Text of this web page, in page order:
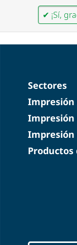
✔ ¡Sí,
Sectores
Impresión
Impresión
Impresión
Productos